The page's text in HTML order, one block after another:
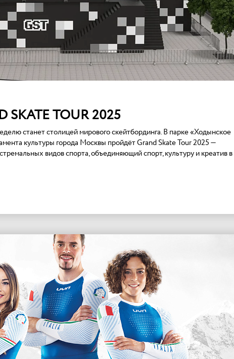
TOUR 2025
станет столицей мирового скейтбординга. В парке «Ходынское
культуры города Москвы пройдёт Grand Skate Tour 2025 —
видов спорта, объединяющий спорт, культуру и креатив в